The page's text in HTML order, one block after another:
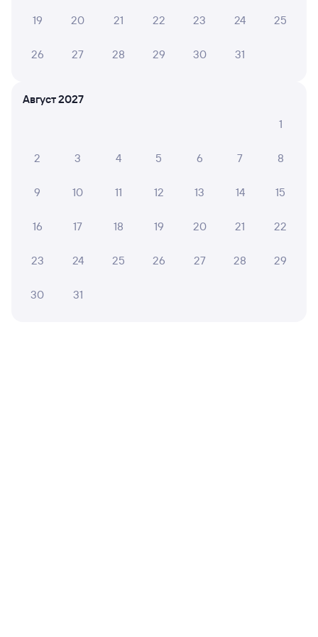
Обратные билеты из Ижевска в Вязники
Отели
19 20 21 22 23 24 25
26 27 28 29 30 31
Август 2027
1
2 3 4 5 6 7 8
9 10 11 12 13 14 15
16 17 18 19 20 21 22
23 24 25 26 27 28 29
30 31